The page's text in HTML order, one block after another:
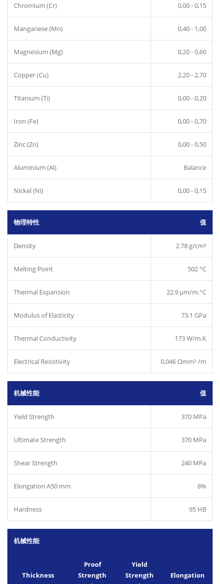
Chromium (Cr) 0,00 - 0,15
Manganese (Mn) 0,40 - 1,00
Magnesium (Mg) 0,20 - 0,60
Copper (Cu) 2,20 - 2,70
Titanium (Ti) 0,00 - 0,20
Iron (Fe) 0,00 - 0,70
Zinc (Zn) 0,00 - 0,50
Aluminium (Al) Balance
Nickel (Ni) 0,00 - 0,15
物理特性 值
Density 2.78 g/cm³
Melting Point 502 °C
Thermal Expansion 22.9 µm/m.°C
Modulus of Elasticity 73.1 GPa
Thermal Conductivity 173 W/m.K
Electrical Resistivity 0,046 Ωmm² /m
机械性能 值
Yield Strength 370 MPa
Ultimate Strength 370 MPa
Shear Strength 240 MPa
Elongation A50 mm 8%
Hardness 95 HB
机械性能
Thickness
Proof
Strength
Yield
Strength
Elongation